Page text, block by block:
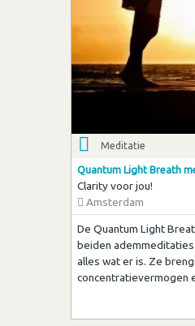
Meditatie
Quantum Light Breath
Clarity voor jou!
Amsterdam
De Quantum Light
beiden
alles wat er is. Ze
concentratievermogen